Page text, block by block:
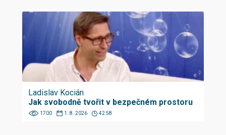
Ladislav Kocián
Jak svobodně tvořit v bezpečném prostoru
1700 1. 8. 2026 42:58